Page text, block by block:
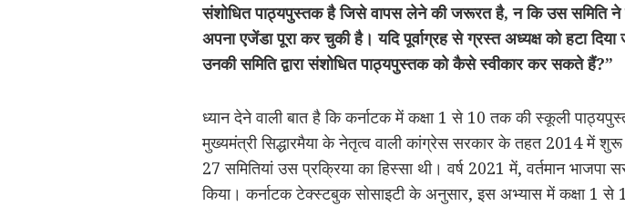
संशोधित पाठ्यपुस्तक है जिसे वापस लेने की जरूरत है, न कि उस समिति ने
अपना एजेंडा पूरा कर चुकी है। यदि पूर्वाग्रह से ग्रस्त अध्यक्ष को हटा दिया
उनकी समिति द्वारा संशोधित पाठ्यपुस्तक को कैसे स्वीकार कर सकते हैं?”
ध्यान देने वाली बात है कि कर्नाटक में कक्षा 1 से 10 तक की स्कूली
मुख्यमंत्री सिद्धारमैया के नेतृत्व वाली कांग्रेस सरकार के तहत 2014 में
27 समितियां उस प्रक्रिया का हिस्सा थी। वर्ष 2021 में, वर्तमान
किया। कर्नाटक टेक्स्टबुक सोसाइटी के अनुसार, इस अभ्यास में कक्षा 1